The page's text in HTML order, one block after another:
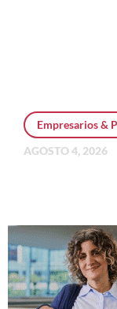
Empresarios &
AGOSTO 4, 2026